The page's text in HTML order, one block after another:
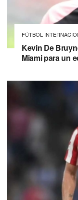
FÚTBOL
Kevin De
Miami para un